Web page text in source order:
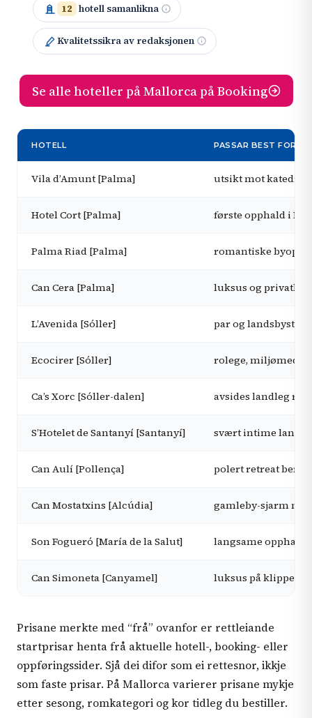
12 hotell samanlikna
Kvalitetssikra av redaksjonen
Se alle hoteller på Mallorca på Booking
HOTELL PASSAR BEST FOR
Vila d’Amunt [Palma] utsikt mot
Hotel Cort [Palma] første opphald i
Palma Riad [Palma] romantiske
Can Cera [Palma] luksus og privatliv
L’Avenida [Sóller] par og
Ecocirer [Sóller] rolege,
Ca’s Xorc [Sóller-dalen] avsides landleg
S’Hotelet de Santanyí [Santanyí] svært intime
Can Aulí [Pollença] polert retreat berre
Can Mostatxins [Alcúdia] gamleby-sjarm
Son Fogueró [María de la Salut] langsame opphald
Can Simoneta [Canyamel] luksus på klippene
Prisane merkte med “frå” ovanfor er rettleiande
startprisar henta frå aktuelle hotell-, booking- eller
oppføringssider. Sjå dei difor som ei rettesnor, ikkje
som faste prisar. På Mallorca varierer prisane mykje
etter sesong, romkategori og kor tidleg du bestiller.